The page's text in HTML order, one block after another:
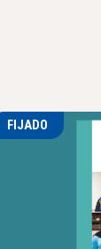
FIJADO